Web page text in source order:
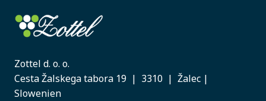
Zottel d. o. o.
Cesta Žalskega tabora 19 | 3310 | Žalec |
Slowenien